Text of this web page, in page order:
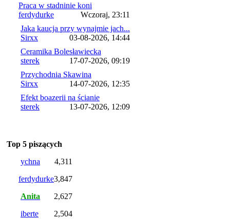
Praca w stadninie koni
ferdydurke
Wczoraj, 23:11
Jaka kaucja przy wynajmie jach...
Sirxx
03-08-2026, 14:44
Ceramika Bolesławiecka
sterek
17-07-2026, 09:19
Przychodnia Skawina
Sirxx
14-07-2026, 12:35
Efekt boazerii na ścianie
sterek
13-07-2026, 12:09
Top 5 piszących
ychna
4,311
ferdydurke3,847
Anita
2,627
iberte
2,504